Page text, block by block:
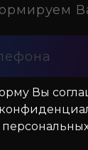
Вы